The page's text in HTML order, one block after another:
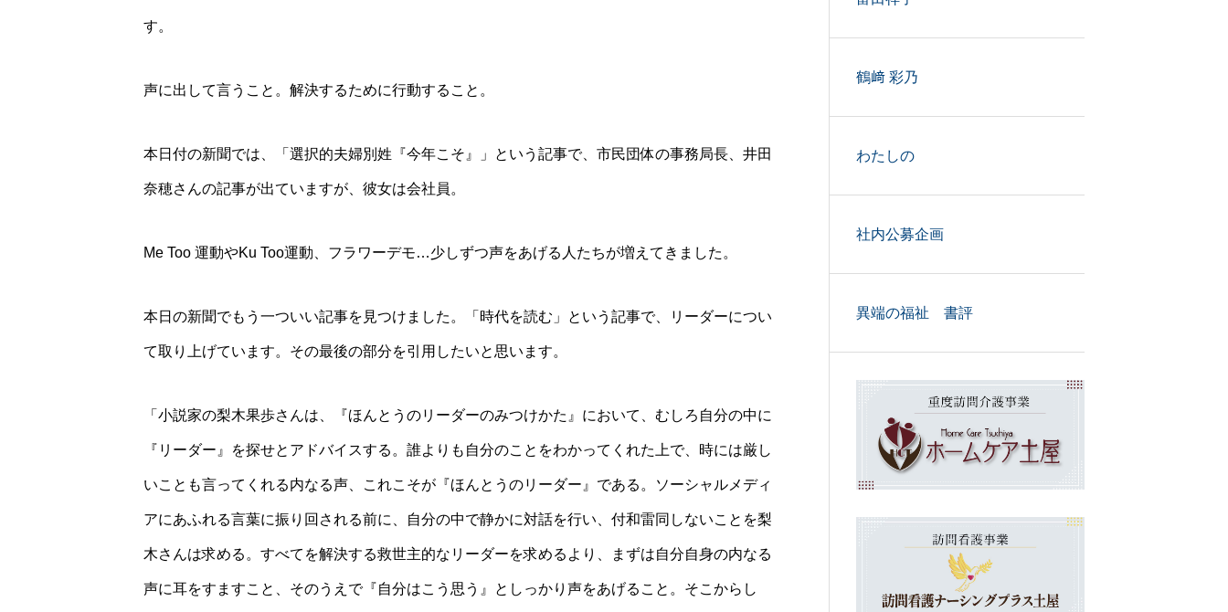
す。
声に出して言うこと。解決するために行動すること。
本日付の新聞では、「選択的夫婦別姓『今年こそ』」という記事で、市民団体の事務局長、井田
奈穂さんの記事が出ていますが、彼女は会社員。
Me Too 運動やKu Too運動、フラワーデモ…少しずつ声をあげる人たちが増えてきました。
本日の新聞でもう一ついい記事を見つけました。「時代を読む」という記事で、リーダーについ
て取り上げています。その最後の部分を引用したいと思います。
「小説家の梨木果歩さんは、『ほんとうのリーダーのみつけかた』において、むしろ自分の中に
『リーダー』を探せとアドバイスする。誰よりも自分のことをわかってくれた上で、時には厳し
いことも言ってくれる内なる声、これこそが『ほんとうのリーダー』である。ソーシャルメディ
アにあふれる言葉に振り回される前に、自分の中で静かに対話を行い、付和雷同しないことを梨
木さんは求める。すべてを解決する救世主的なリーダーを求めるより、まずは自分自身の内なる
声に耳をすますこと、そのうえで『自分はこう思う』としっかり声をあげること。そこからし
鶴﨑 彩乃
わたしの
社内公募企画
異端の福祉 書評